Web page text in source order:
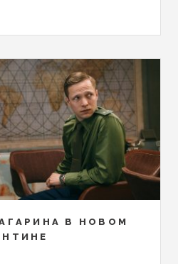
В НОВОМ